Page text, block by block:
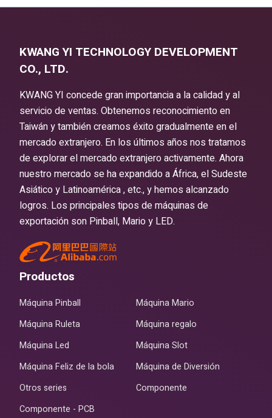
KWANG YI TECHNOLOGY DEVELOPMENT
CO., LTD.
KWANG YI concede gran importancia a la calidad y al
servicio de ventas. Obtenemos reconocimiento en
Taiwán y también creamos éxito gradualmente en el
mercado extranjero. En los últimos años nos tratamos
de explorar el mercado extranjero activamente. Ahora
nuestro mercado se ha expandido a África, el Sudeste
Asiático y Latinoamérica , etc., y hemos alcanzado
logros. Los principales tipos de máquinas de
exportación son Pinball, Mario y LED.
Productos
Máquina Pinball
Máquina Mario
Máquina Ruleta
Máquina regalo
Máquina Led
Máquina Slot
Máquina Feliz de la bola
Máquina de Diversión
Otros series
Componente
Componente - PCB